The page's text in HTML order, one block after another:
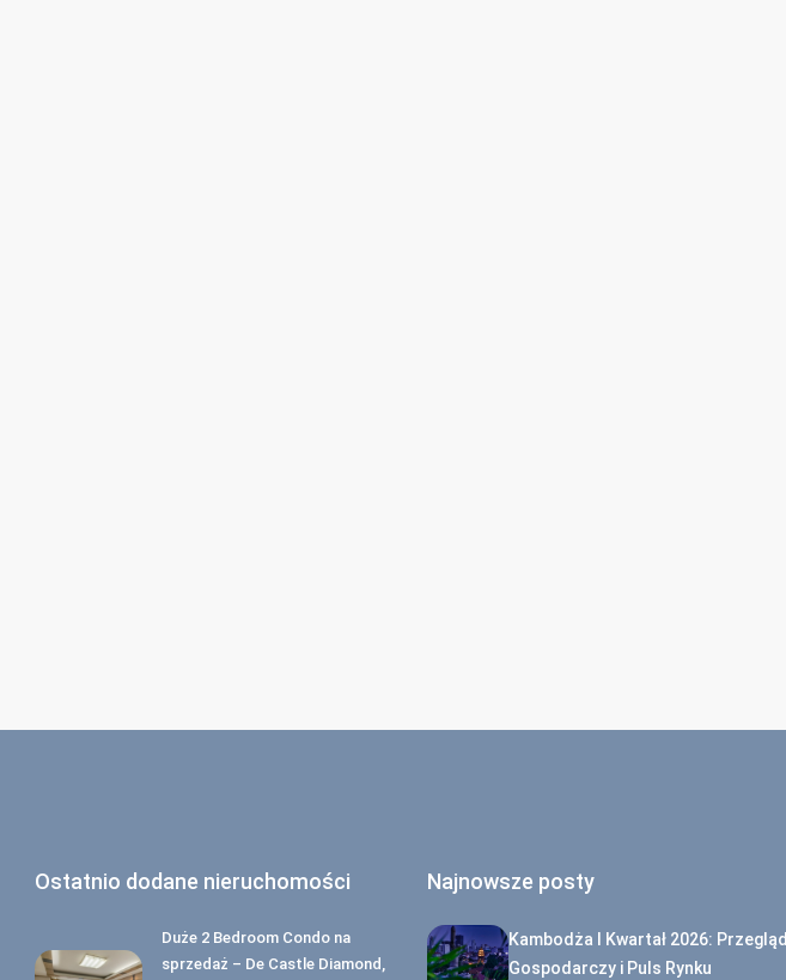
Ostatnio dodane nieruchomości
Duże 2 Bedroom Condo na
sprzedaż – De Castle Diamond,
Najnowsze posty
Kambodża I Kwartał 2026: Przegląd
Gospodarczy i Puls Rynku